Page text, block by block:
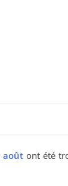
aoûtont été